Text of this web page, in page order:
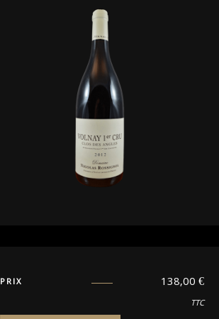
PRIX 138,00€
TTC